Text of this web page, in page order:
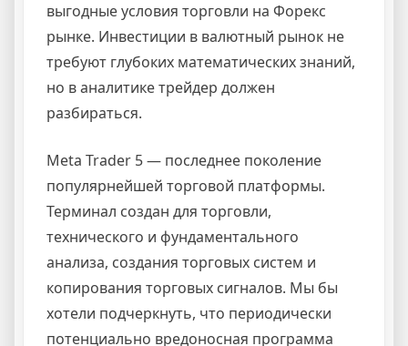
выгодные условия торговли на Форекс
рынке. Инвестиции в валютный рынок не
требуют глубоких математических знаний,
но в аналитике трейдер должен
разбираться.
Meta Trader 5 — последнее поколение
популярнейшей торговой платформы.
Терминал создан для торговли,
технического и фундаментального
анализа, создания торговых систем и
копирования торговых сигналов. Мы бы
хотели подчеркнуть, что периодически
потенциально вредоносная программа